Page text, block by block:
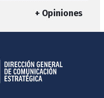
+ Opiniones